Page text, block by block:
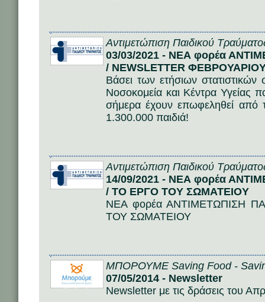
Αντιμετώπιση Παιδικού
03/03/2021 - NEA φορέα
/ NEWSLETTER
Βάσει των ετήσιων
Νοσοκομεία και Κέντρα Υγείας
σήμερα έχουν επωφεληθεί
1.300.000 παιδιά!
Αντιμετώπιση Παιδικού
14/09/2021 - NEA φορέα
/ ΤΟ ΕΡΓΟ ΤΟΥ ΣΩΜΑΤΕΙΟΥ
NEA φορέα ΑΝΤΙΜΕΤΩΠΙΣΗ
ΤΟΥ ΣΩΜΑΤΕΙΟΥ
ΜΠΟΡΟΥΜΕ Saving Food -
07/05/2014 - Newsletter
Newsletter με τις δράσεις του